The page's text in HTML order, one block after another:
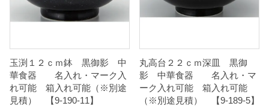
i
玉渕１２ｃｍ鉢 黒御影 中
華食器 名入れ・マーク入
れ可能 箱入れ可能（※別途
見積） 【9-190-11】
丸高台２２ｃｍ深皿 黒御
影 中華食器 名入れ・マ
ーク入れ可能 箱入れ可能
（※別途見積） 【9-189-5】